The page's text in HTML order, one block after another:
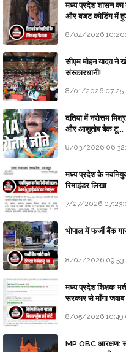
मध्य प्रदेश शासन का
और बजट कोडिंग में
8/04/2026
सीएम मोहन यादव ने
संस्कारधानी!
8/01/2026
दतिया में नरोत्तम
और आशुतोष बैक टू...
8/03/2026
मध्य प्रदेश के
रिमाइंडर लिखा
7/27/2026
भोपाल में फर्जी बैंक
8/04/2026
मध्य प्रदेश शिक्षक
सरकार से माँगा जवाब
8/05/2026
MP OBC आरक्षण: